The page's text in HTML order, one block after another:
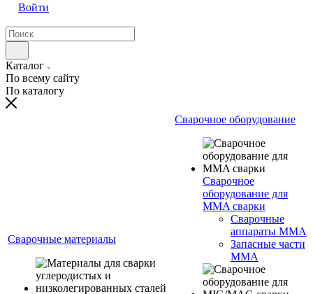
Войти
Каталог
По всему сайту
По каталогу
Сварочные материалы
Сварочное оборудование
Сварочное
оборудование для
MMA сварки
Сварочные
аппараты MMA
Запасные части
MMA